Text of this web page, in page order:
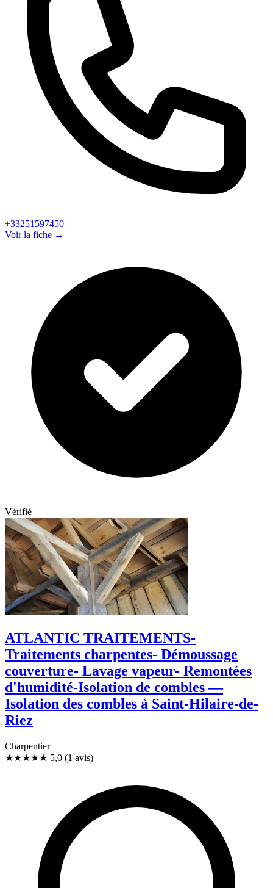
+33251597450
Voir la fiche →
Vérifié
ATLANTIC TRAITEMENTS-
Traitements charpentes- Démoussage
couverture- Lavage vapeur- Remontées
d'humidité-Isolation de combles —
Isolation des combles à Saint-Hilaire-de-
Riez
Charpentier
★★★★★ 5,0 (1 avis)